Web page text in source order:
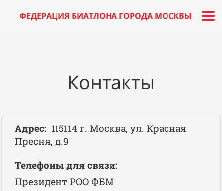
ФЕДЕРАЦИЯ БИАТЛОНА ГОРОДА МОСКВЫ
Контакты
Адрес: 115114 г. Москва, ул. Красная
Пресня, д.9
Телефоны для связи:
Президент РОО ФБМ